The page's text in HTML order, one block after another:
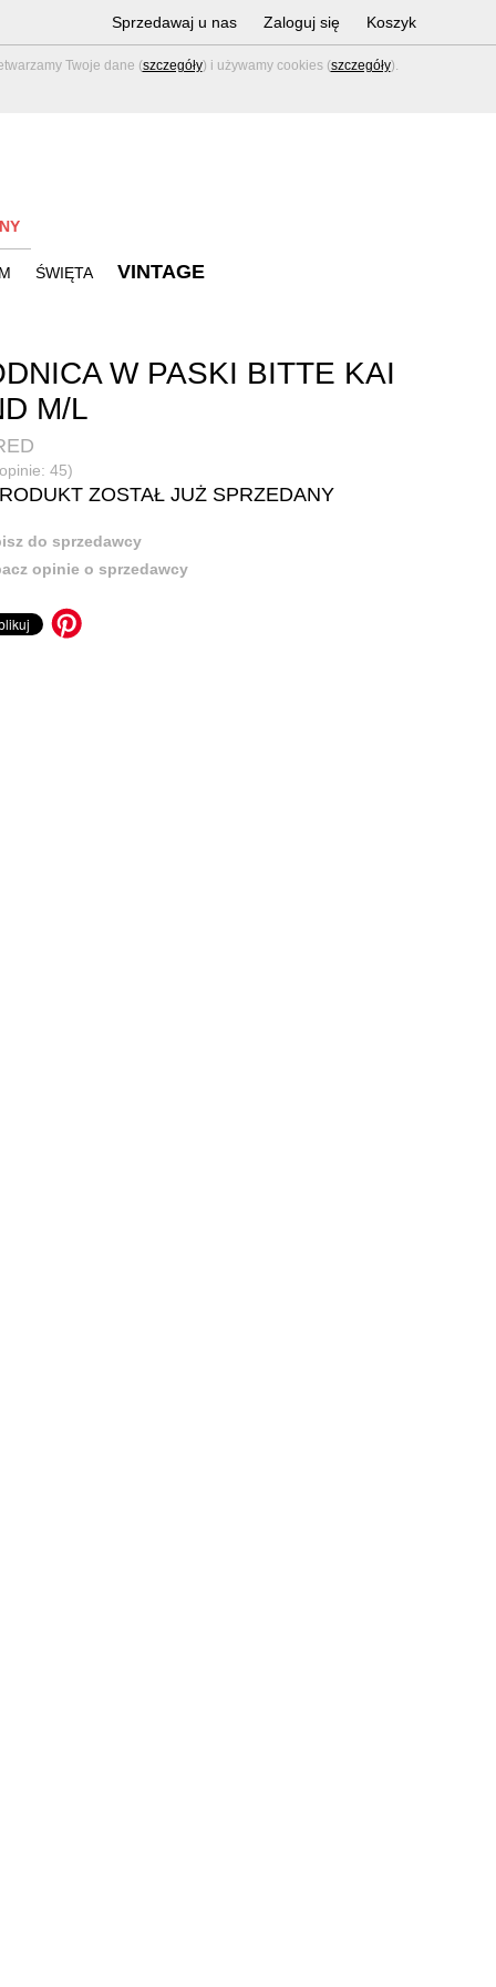
Twoje dane (szczegóły) i używamy cookies (szczegóły).
Sprzedawaj u nas Zaloguj się Koszyk
ŚWIĘTA VINTAGE
W PASKI BITTE KAI
M/L
45)
ZOSTAŁ JUŻ SPRZEDANY
do sprzedawcy
opinie o sprzedawcy